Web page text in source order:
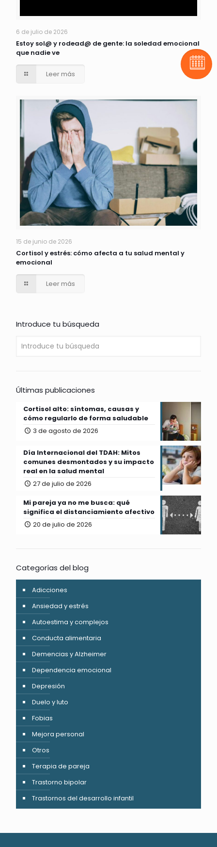
6 de julio de 2026
Estoy sol@ y rodead@ de gente: la soledad emocional
que nadie ve
Leer más
15 de junio de 2026
Cortisol y estrés: cómo afecta a tu salud mental y
emocional
Leer más
Introduce tu búsqueda
Últimas publicaciones
Cortisol alto: síntomas, causas y
cómo regularlo de forma saludable
3 de agosto de 2026
Día Internacional del TDAH: Mitos
comunes desmontados y su impacto
real en la salud mental
27 de julio de 2026
Mi pareja ya no me busca: qué
significa el distanciamiento afectivo
20 de julio de 2026
Categorías del blog
Adicciones
Ansiedad y estrés
Autoestima y complejos
Conducta alimentaria
Demencias y Alzheimer
Dependencia emocional
Depresión
Duelo y luto
Fobias
Mejora personal
Otros
Terapia de pareja
Trastorno bipolar
Trastornos del desarrollo infantil
Pide